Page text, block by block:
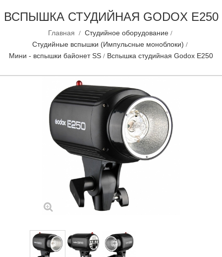
ВСПЫШКА СТУДИЙНАЯ GODOX E250
Главная
Студийное оборудование
Студийные вспышки (Импульсные моноблоки)
Мини - вспышки байонет SS
Вспышка студийная Godox E250